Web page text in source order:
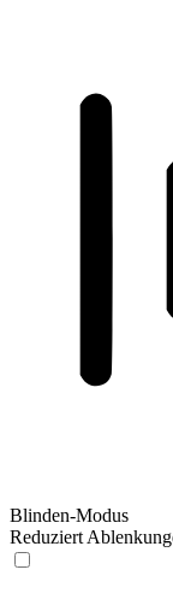
Blinden-Modus
Reduziert